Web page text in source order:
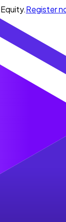
Register